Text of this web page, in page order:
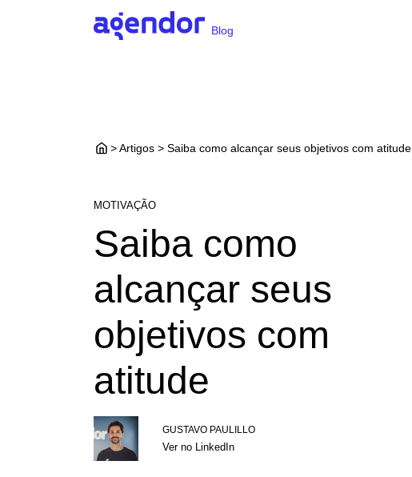
Blog
> Artigos > Saiba como alcançar seus objetivos com atitude
MOTIVAÇÃO
Saiba como
alcançar seus
objetivos com
atitude
GUSTAVO PAULILLO
Ver no LinkedIn